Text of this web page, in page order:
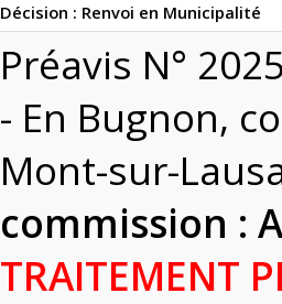
Décision : Renvoi en Municipalité
Préavis N°
- En Bugnon,
Mont-sur-
commission :
TRAITEMENT